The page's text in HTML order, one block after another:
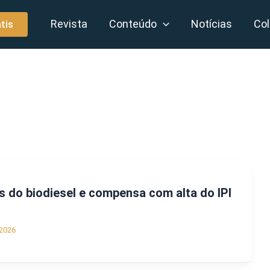
Revista Conteúdo Notícias
do biodiesel e compensa com alta do IPI